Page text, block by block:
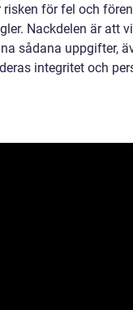
risken för fel och
Nackdelen är att
sådana uppgifter,
integritet och